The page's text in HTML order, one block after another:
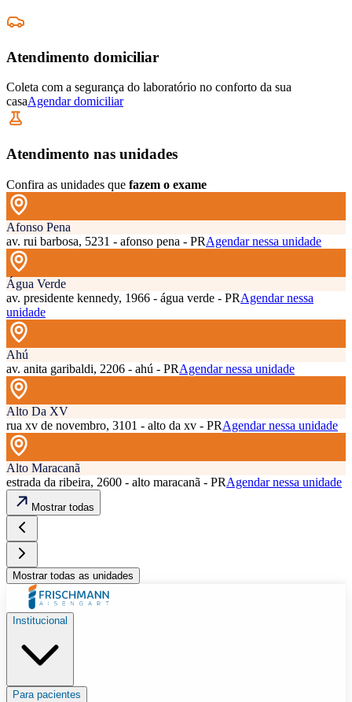
Atendimento domiciliar
Coleta com a segurança do laboratório no conforto da sua
casaAgendar domiciliar
Atendimento nas unidades
Confira as unidades que fazem o exame
Afonso Pena
av. rui barbosa, 5231 - afonso pena - PRAgendar nessa unidade
Água Verde
av. presidente kennedy, 1966 - água verde - PRAgendar nessa
unidade
Ahú
av. anita garibaldi, 2206 - ahú - PRAgendar nessa unidade
Alto Da XV
rua xv de novembro, 3101 - alto da xv - PRAgendar nessa unidade
Alto Maracanã
estrada da ribeira, 2600 - alto maracanã - PRAgendar nessa unidade
Mostrar todas
Mostrar todas as unidades
Institucional
Para pacientes